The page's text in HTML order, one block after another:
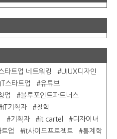
타트업 네트워킹
UIUX디자인
IT스타트업
유튜브
업
블루포인트파트너스
IT기획자
철학
기획자 it cartel
디자이너
업 it사이드프로젝트
통계학